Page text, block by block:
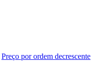
Preço por ordem decrescente